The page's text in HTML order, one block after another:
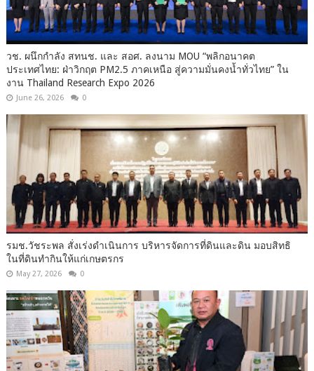
วช. ผนึกกำลัง สทนช. และ สอศ. ลงนาม MOU “พลิกอนาคต
ประเทศไทย: ฝ่าวิกฤต PM2.5 ภาคเหนือ สู่ความมั่นคงน้ำทั่วไทย” ใน
งาน Thailand Research Expo 2026
June 26, 2026 0
รมช.วัชระพล สั่งเร่งดำเนินการ บริหารจัดการที่ดินและดิน มอบสิทธิ
ในที่ดินทำกินให้แก่เกษตรกร
May 27, 2026 0